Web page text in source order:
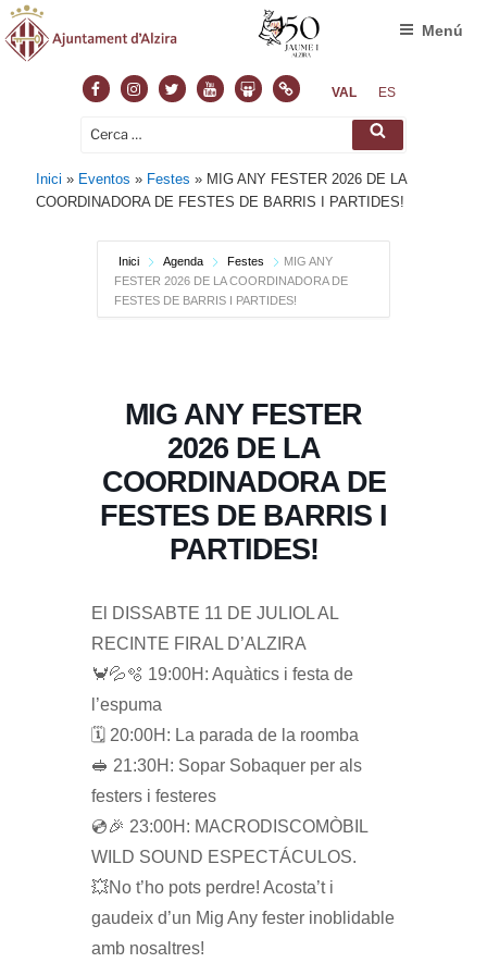
FacebookInstagram
TwitterYoutubeSlideshare
NormasVAL ES
Cerca: Cerca
Menú
Inici » Eventos » Festes » MIG ANY FESTER 2026 DE LA
COORDINADORA DE FESTES DE BARRIS I PARTIDES!
Inici Agenda Festes
MIG ANY
FESTER 2026 DE LA COORDINADORA DE
FESTES DE BARRIS I PARTIDES!
MIG ANY FESTER
2026 DE LA
COORDINADORA DE
FESTES DE BARRIS I
PARTIDES!
El DISSABTE 11 DE JULIOL AL
RECINTE FIRAL D’ALZIRA
🦀💦🫧 19:00H: Aquàtics i festa de
l’espuma
🗓️ 20:00H: La parada de la roomba
🥪 21:30H: Sopar Sobaquer per als
festers i festeres
💿🎉 23:00H: MACRODISCOMÒBIL
WILD SOUND ESPECTÁCULOS.
💥No t’ho pots perdre! Acosta’t i
gaudeix d’un Mig Any fester inoblidable
amb nosaltres!